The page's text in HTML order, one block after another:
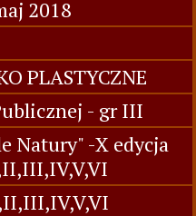
2018
PLASTYCZNE
- gr III
Natury" -X edycja